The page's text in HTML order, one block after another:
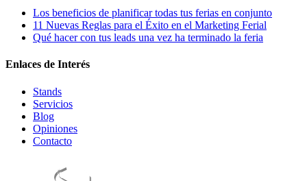
Los beneficios de planificar todas tus ferias en conjunto
11 Nuevas Reglas para el Éxito en el Marketing Ferial
Qué hacer con tus leads una vez ha terminado la feria
Enlaces de Interés
Stands
Servicios
Blog
Opiniones
Contacto